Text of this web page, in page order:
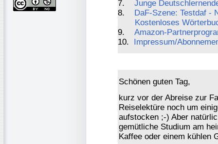
7. Junge
8. DaF-Szene: Testdaf -
Kostenloses
9. Amazon-
10. Impressum/
Schönen guten Tag,
kurz vor der Abreise zur
Reiselektüre noch um
aufstocken ;-) Aber
gemütliche Studium am
Kaffee oder einem kühlen